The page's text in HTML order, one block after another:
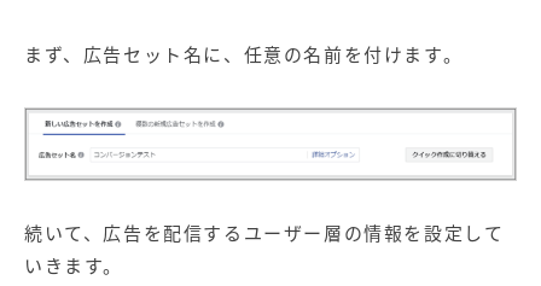
まず、広告セット名に、任意の名前を付けます。
続いて、広告を配信するユーザー層の情報を設定して
いきます。